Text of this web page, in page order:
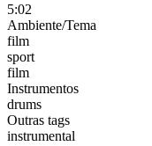
5:02
Ambiente/Tema
film
sport
film
Instrumentos
drums
Outras tags
instrumental